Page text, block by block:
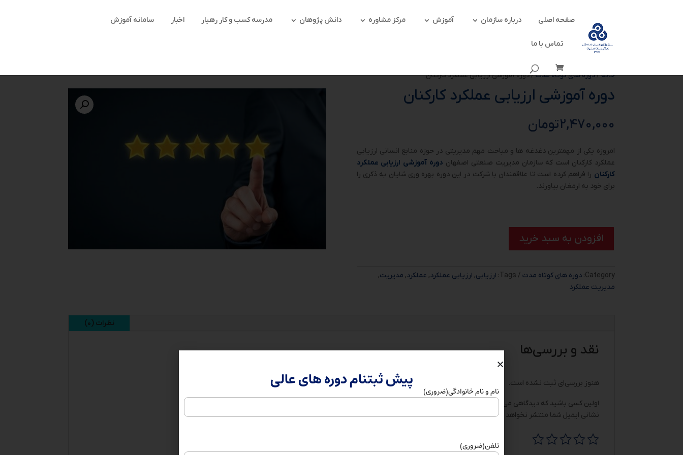
صفحه اصلی درباره سازمان آموزش مرکز مشاوره دانش پژوهان مدرسه کسب و کار رهیار اخبار سامانه آموزش
تماس با ما
خانه/دوره های کوتاه مدت/ دوره آموزشی ارزیابی عملکرد کارکنان
دوره آموزشی ارزیابی عملکرد کارکنان
۲,۴۷۰,۰۰۰تومان
امروزه یکی از مهمترین دغدغه ها و مباحث مهم مدیریتی در حوزه منابع انسانی ارزیابی
عملکرد کارکنان است که سازمان مدیریت صنعتی اصفهان دوره آموزشی ارزیابی عملکرد
کارکنان را فراهم کرده است تا علاقمندان با شرکت در این دوره بهره وری شایان به ذکری را
برای خود به ارمغان بیاورند.
افزودن به سبد خرید
Category: دوره های کوتاه مدت Tags: ارزیابی, ارزیابی عملکرد, عملکرد, مدیریت,
مدیریت عملکرد
نظرات (۰)
نقد و بررسی‌ها
هنوز بررسی‌ای ثبت نشده است.
اولین کسی باشید که دیدگاهی می نویسد “دوره آموزشی ارزیابی عملکرد کارکنان”
نشانی ایمیل شما منتشر نخواهد شد.بخش‌های موردنیاز علامت‌گذاری شده‌اند*
پیش ثبتنام دوره های عالی
نام و نام خانوادگی(ضروری)
تلفن(ضروری)